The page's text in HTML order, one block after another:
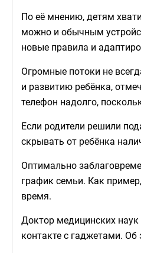
По её мнению, детям
можно и обычным
новые правила и
Огромные потоки не
и развитию ребёнка,
телефон надолго,
Если родители решили
скрывать от ребёнка
Оптимально
график семьи. Как
время.
Доктор медицинских
контакте с гаджетами. Об